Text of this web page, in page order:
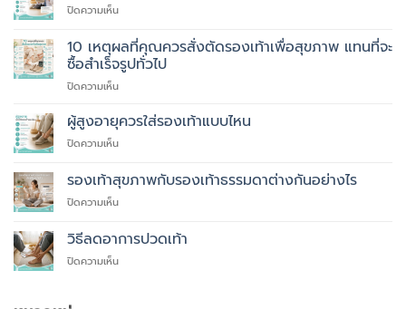
ปิดความเห็นบน
เพื่อ
สุขภาพ
ที่
แพทย์
10 เหตุผลที่คุณควรสั่งตัดรองเท้าเพื่อสุขภาพ แทนที่จะ
ซื้อสำเร็จรูปทั่วไป
ปิดความเห็นบน
เหตุผล
คุณ
สั่ง
ตัด
รองเท้า
สุขภาพ
ผู้สูงอายุควรใส่รองเท้าแบบไหน
ปิดความเห็นบน
สูง
อายุ
ควร
รองเท้า
ไหน
รองเท้าสุขภาพกับรองเท้าธรรมดาต่างกันอย่างไร
ปิดความเห็นบน
สุขภาพ
กับ
รองเท้า
วิธีลดอาการปวดเท้า
ปิดความเห็นบน